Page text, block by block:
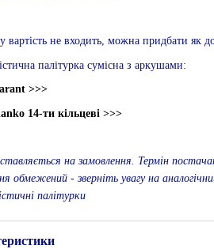
вартість не входить, можна придбати як
палітурка сумісна з аркушами:
>>>
14-ти кільцеві >>>
на замовлення. Термін
обмежений - зверніть увагу на
палітурки